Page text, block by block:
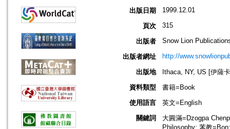
出版日期 1999.12.01
頁次 315
出版者 Snow Lion
出版者網址 http://
出版地
Ithaca, NY, US [伊薩
資料類型
書籍=Book
使用語言
英文=English
關鍵詞
大圓滿=Dzogpa
Philosophy; 苯教